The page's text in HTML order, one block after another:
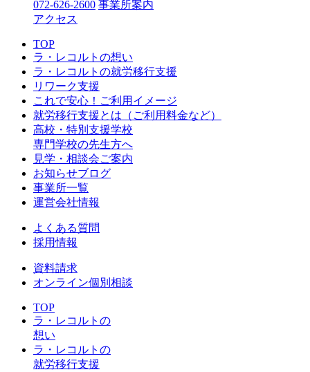
072-626-2600 事業所案内
アクセス
TOP
ラ・レコルトの想い
ラ・レコルトの就労移行支援
リワーク支援
これで安心！ご利用イメージ
就労移行支援とは（ご利用料金など）
高校・特別支援学校
専門学校の先生方へ
見学・相談会ご案内
お知らせブログ
事業所一覧
運営会社情報
よくある質問
採用情報
資料請求
オンライン個別相談
TOP
ラ・レコルトの
想い
ラ・レコルトの
就労移行支援